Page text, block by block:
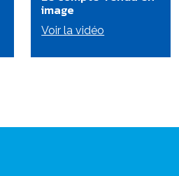
image
Voir la vidéo